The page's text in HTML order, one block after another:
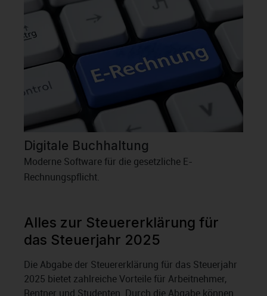
Digitale Buchhaltung
Moderne Software für die gesetzliche E-
Rechnungspflicht.
Alles zur Steuererklärung für
das Steuerjahr 2025
Die Abgabe der Steuererklärung für das Steuerjahr
2025 bietet zahlreiche Vorteile für Arbeitnehmer,
Rentner und Studenten. Durch die Abgabe können